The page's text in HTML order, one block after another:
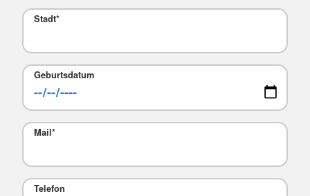
Stadt*
Geburtsdatum
Mail*
Telefon